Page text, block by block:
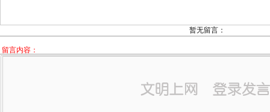
暂无留言：
留言内容：